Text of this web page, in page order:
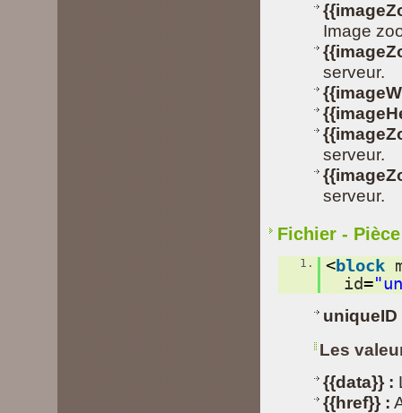
Image
serveur.
serveur.
serveur.
Fichier -
1. <block
id=
uniqueID
Les
{{data}} :
{{href}} :